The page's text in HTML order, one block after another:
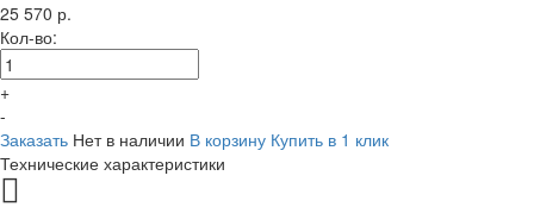
25 570 р.
Кол-во:
+
-
Заказать Нет в наличии В корзину Купить в 1 клик
Технические характеристики